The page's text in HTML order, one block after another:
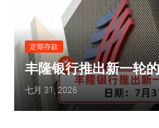
定期存款
丰隆银行推出新一轮
七月 31, 2026